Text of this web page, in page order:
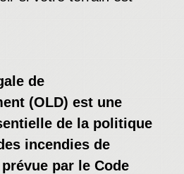
de
(OLD) est une
de la politique
incendies de
par le Code